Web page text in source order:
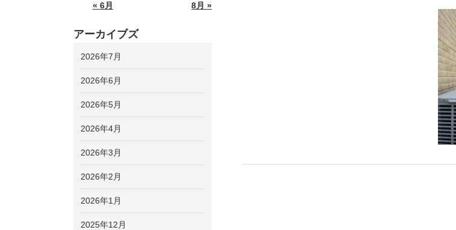
« 6月 8月 »
アーカイブズ
2026年7月
2026年6月
2026年5月
2026年4月
2026年3月
2026年2月
2026年1月
2025年12月